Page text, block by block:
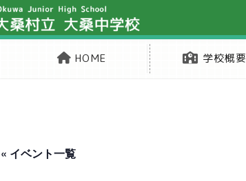
HOME 学校概要
« イベント一覧